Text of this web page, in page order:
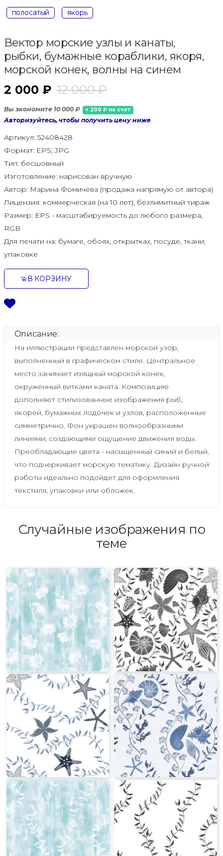
полосатый якорь
Вектор морские узлы и канаты,
рыбки, бумажные кораблики, якоря,
морской конек, волны на синем
2 000 ₽ 12 000 ₽
Вы экономите 10 000 ₽ + 200 ₽ на счет
Авторизуйтесь, чтобы получить цену ниже
Артикул: 52408428
Формат: EPS, JPG
Тип: бесшовный
Изготовление: нарисован вручную
Автор: Марина Фомичёва (продажа напрямую от автора)
Лицензия: коммерческая (на 10 лет), безлимитный тираж
Размер: EPS - масштабируемость до любого размера,
RGB
Для печати на: бумаге, обоях, открытках, посуде, ткани,
упаковке
В КОРЗИНУ
Описание:
На иллюстрации представлен морской узор,
выполненный в графическом стиле. Центральное
место занимает изящный морской конек,
окруженный витками каната. Композицию
дополняют стилизованные изображения рыб,
якорей, бумажных лодочек и узлов, расположенные
симметрично. Фон украшен волнообразными
линиями, создающими ощущение движения воды.
Преобладающие цвета - насыщенный синий и белый,
что подчеркивает морскую тематику. Дизайн ручной
работы идеально подойдет для оформления
текстиля, упаковки или обложек.
Случайные изображения по
теме